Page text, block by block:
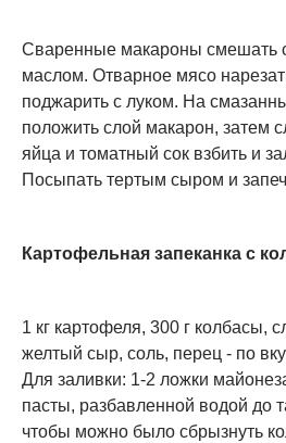
Сваренные макароны смешать
маслом. Отварное мясо
поджарить с луком. На
положить слой макарон, затем
яйца и томатный сок взбить и
Посыпать тертым сыром и
Картофельная запеканка с
1 кг картофеля, 300 г колбасы,
желтый сыр, соль, перец - по
Для заливки: 1-2 ложки
пасты, разбавленной водой до
чтобы можно было сбрызнуть